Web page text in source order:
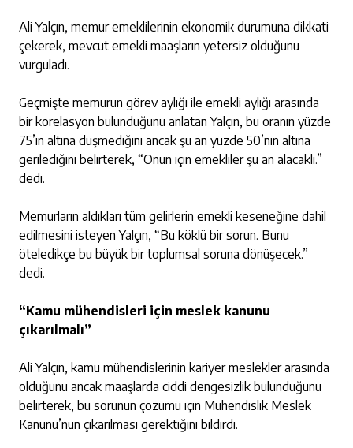
Ali Yalçın, memur emeklilerinin ekonomik durumuna dikkati
çekerek, mevcut emekli maaşların yetersiz olduğunu
vurguladı.
Geçmişte memurun görev aylığı ile emekli aylığı arasında
bir korelasyon bulunduğunu anlatan Yalçın, bu oranın yüzde
75’in altına düşmediğini ancak şu an yüzde 50’nin altına
gerilediğini belirterek, “Onun için emekliler şu an alacaklı.”
dedi.
Memurların aldıkları tüm gelirlerin emekli keseneğine dahil
edilmesini isteyen Yalçın, “Bu köklü bir sorun. Bunu
öteledikçe bu büyük bir toplumsal soruna dönüşecek.”
dedi.
“Kamu mühendisleri için meslek kanunu
çıkarılmalı”
Ali Yalçın, kamu mühendislerinin kariyer meslekler arasında
olduğunu ancak maaşlarda ciddi dengesizlik bulunduğunu
belirterek, bu sorunun çözümü için Mühendislik Meslek
Kanunu’nun çıkarılması gerektiğini bildirdi.